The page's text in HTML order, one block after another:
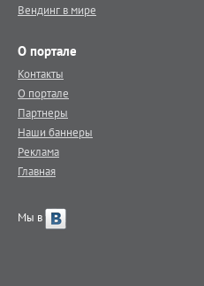
Вендинг в мире
О портале
Контакты
О портале
Партнеры
Наши баннеры
Реклама
Главная
Мы в